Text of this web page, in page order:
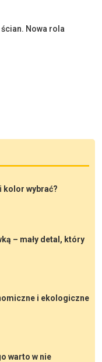
Nowa rola
kolor wybrać?
– mały detal, który
i ekologiczne
warto w nie